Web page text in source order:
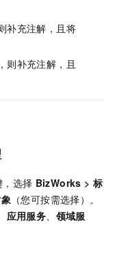
补充注解，且将
则补充注解，且
选择 BizWorks > 标
（您可按需选择）。
应用服务
领域服